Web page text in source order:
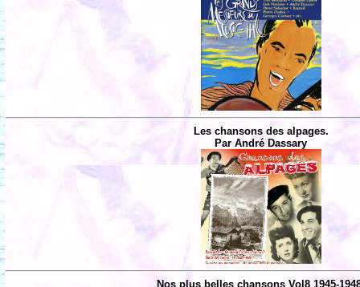
Les chansons des alpages.
Par André Dassary
Nos plus belles chansons Vol8 1945-